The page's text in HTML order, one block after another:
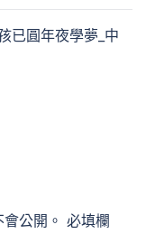
已圓年夜學夢_中
公開。 必填欄